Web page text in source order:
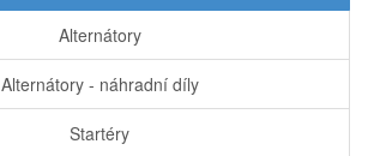
Alternátory
Alternátory - náhradní díly
Startéry